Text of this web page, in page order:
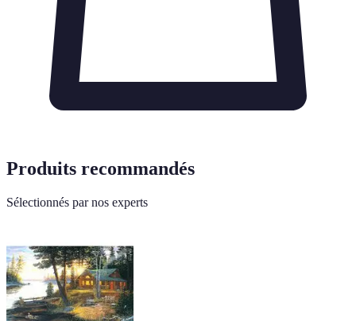
Produits recommandés
Sélectionnés par nos experts